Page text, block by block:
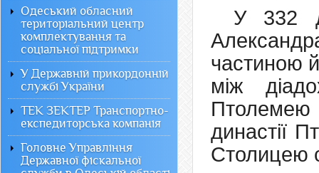
У 332
частиною
між
Птолемею
династії
Столицею
Одеський обласний
територіальний центр
комплектування та
соціальної підтримки
У Державній прикордонній
службі України
ТЕК ЗЕКТЕР Транспортно-
експедиторська компанія
Головне Управління
Державної фіскальної